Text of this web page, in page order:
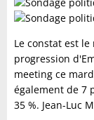
Le constat est
progression
meeting ce
également de 7
35 %. Jean-Luc